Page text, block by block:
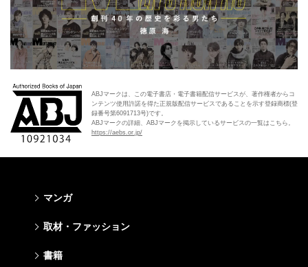
ABJマークは、この電子書店・電子書籍配信サービスが、著作権者からコ
ンテンツ使用許諾を得た正規版配信サービスであることを示す登録商標(登
録番号第6091713号)です。
ABJマークの詳細、ABJマークを掲示しているサービスの一覧はこちら。
https://aebs.or.jp/
マンガ
ジャンプSQ
ヤングジャンプ定期購読デジタル
マーガレット
Cocohana
取材・ファッション
書籍